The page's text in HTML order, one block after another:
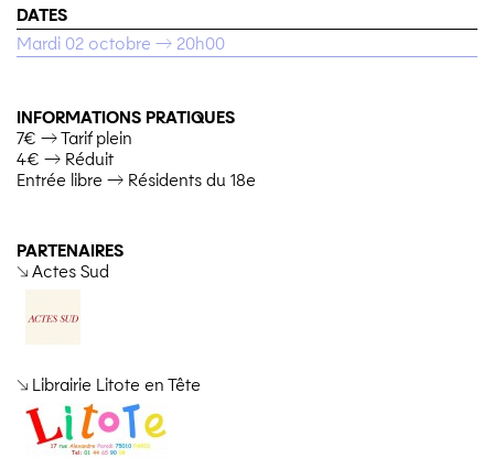
DATES
Mardi 02 octobre → 20h00
INFORMATIONS PRATIQUES
7€ → Tarif plein
4€ → Réduit
Entrée libre → Résidents du 18e
PARTENAIRES
↘ Actes Sud
↘ Librairie Litote en Tête